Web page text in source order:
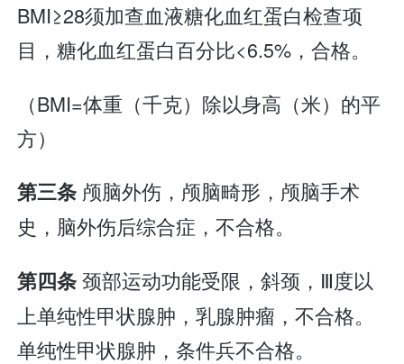
BMI≥28须加查血液糖化血红蛋白检查项
目，糖化血红蛋白百分比<6.5%，合格。
（BMI=体重（千克）除以身高（米）的平
方）
第三条 颅脑外伤，颅脑畸形，颅脑手术
史，脑外伤后综合症，不合格。
第四条颈部运动功能受限，斜颈，Ⅲ度以
上单纯性甲状腺肿，乳腺肿瘤，不合格。
单纯性甲状腺肿，条件兵不合格。